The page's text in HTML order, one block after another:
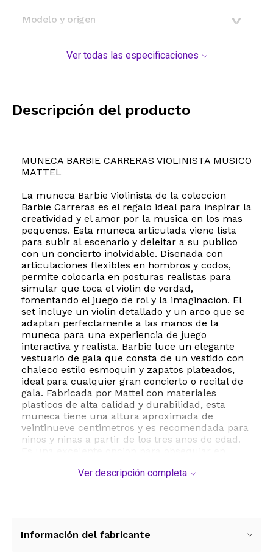
Modelo y origen
Ver todas las especificaciones
Descripción del producto
MUNECA BARBIE CARRERAS VIOLINISTA MUSICO
MATTEL
La muneca Barbie Violinista de la coleccion
Barbie Carreras es el regalo ideal para inspirar la
creatividad y el amor por la musica en los mas
pequenos. Esta muneca articulada viene lista
para subir al escenario y deleitar a su publico
con un concierto inolvidable. Disenada con
articulaciones flexibles en hombros y codos,
permite colocarla en posturas realistas para
simular que toca el violin de verdad,
fomentando el juego de rol y la imaginacion. El
set incluye un violin detallado y un arco que se
adaptan perfectamente a las manos de la
muneca para una experiencia de juego
interactiva y realista. Barbie luce un elegante
vestuario de gala que consta de un vestido con
chaleco estilo esmoquin y zapatos plateados,
ideal para cualquier gran concierto o recital de
gala. Fabricada por Mattel con materiales
plasticos de alta calidad y durabilidad, esta
muneca tiene una altura aproximada de
veintinueve centimetros y es recomendada para
ninos y ninas a partir de los tres anos de edad.
de habilidades motoras finas y la expresion
RIGE PARA LOS ENVíOS POSTALES
Ver descripción completa
Información del fabricante